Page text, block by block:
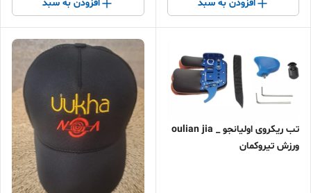
افزودن به سبد افزودن به سبد
تب ریکروی اولیانجو _ oulian jia
ورزش تیروکمان